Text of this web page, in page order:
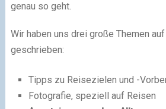
genau so geht.
Wir haben uns drei große Themen
geschrieben:
Tipps zu Reisezielen und -
Fotografie, speziell auf Reisen